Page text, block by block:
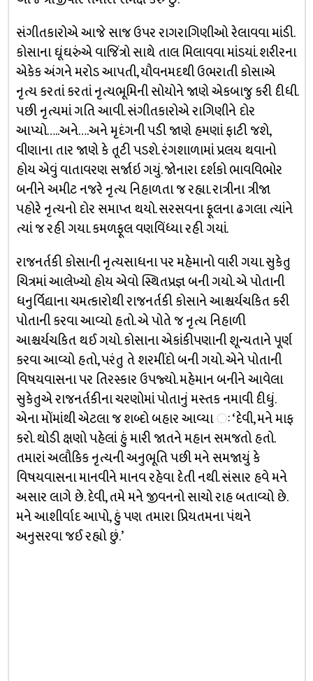
સંગીતકારોએ આજે સાજ ઉપર રાગરાગિણીઓ રેલાવવા માંડી.
કોસાના ઘૂંઘરુંએ વાજિંત્રો સાથે તાલ મિલાવવા માંડયાં. શરીરના
એકેક અંગને મરોડ આપતી, યૌવનમદથી ઉભરાતી કોસાએ
નૃત્ય કરતાં કરતાં નૃત્યભૂમિની સોયોને જાણે એકબાજુ કરી દીધી.
પછી નૃત્યમાં ગતિ આવી. સંગીતકારોએ રાગિણીને દોર
આપ્યો…..અને….અને મૃદંગની પડી જાણે હમણાં ફાટી જશે,
વીણાના તાર જાણે કે તૂટી પડશે. રંગશાળામાં પ્રલય થવાનો
હોય એવું વાતાવરણ સર્જાઇ ગયું. જોનારા દર્શકો ભાવવિભોર
બનીને અમીટ નજરે નૃત્ય નિહાળતા જ રહ્યા. રાત્રીના ત્રીજા
પહોરે નૃત્યનો દોર સમાપ્ત થયો. સરસવના ફૂલના ઢગલા ત્યાંને
ત્યાં જ રહી ગયા. કમળફૂલ વણવિંધ્યા રહી ગયાં.
રાજનર્તકી કોસાની નૃત્યસાધના પર મહેમાનો વારી ગયા. સુકેતુ
ચિત્રમાં આલેખ્યો હોય એવો સ્થિતપ્રજ્ઞ બની ગયો. એ પોતાની
ધનુર્વિદ્યાના ચમત્કારોથી રાજનર્તકી કોસાને આશ્ચર્યચકિત કરી
પોતાની કરવા આવ્યો હતો. એ પોતે જ નૃત્ય નિહાળી
આશ્ચર્યચકિત થઈ ગયો. કોસાના એકાંકીપણાની શૂન્યતાને પૂર્ણ
કરવા આવ્યો હતો, પરંતુ તે શરમીંદો બની ગયો. એને પોતાની
વિષયવાસના પર તિરસ્કાર ઉપજ્યો. મહેમાન બનીને આવેલા
સુકેતુએ રાજનર્તકીના ચરણોમાં પોતાનું મસ્તક નમાવી દીધું.
એના મોંમાંથી એટલા જ શબ્દો બહાર આવ્યા ઃ ‘દેવી, મને માફ
કરો. થોડી ક્ષણો પહેલાં હું મારી જાતને મહાન સમજતો હતો.
તમારાં અલૌકિક નૃત્યની અનુભૂતિ પછી મને સમજાયું કે
વિષયવાસના માનવીને માનવ રહેવા દેતી નથી. સંસાર હવે મને
અસાર લાગે છે. દેવી, તમે મને જીવનનો સાચો રાહ બતાવ્યો છે.
મને આશીર્વાદ આપો, હું પણ તમારા પ્રિયતમના પંથને
અનુસરવા જઈ રહ્યો છું.’